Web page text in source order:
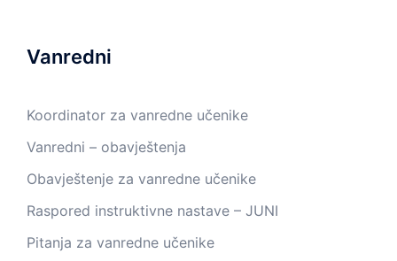
Vanredni
Koordinator za vanredne učenike
Vanredni – obavještenja
Obavještenje za vanredne učenike
Raspored instruktivne nastave – JUNI
Pitanja za vanredne učenike